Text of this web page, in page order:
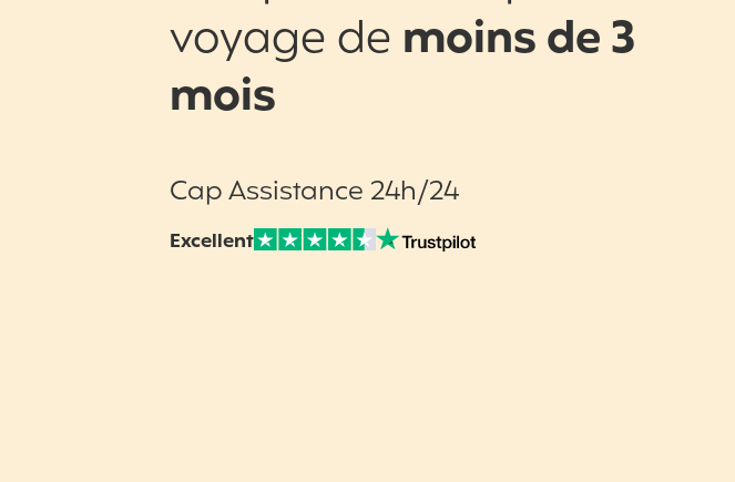
Cap Assistance 24h/24
Note sur Avis vérifiés :
Excellent
voyage de moins de 3
mois